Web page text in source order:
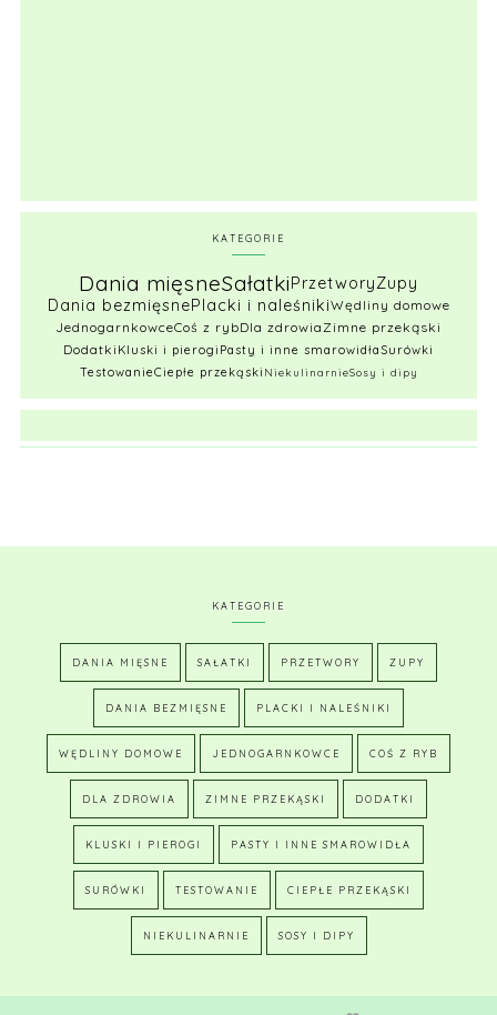
KATEGORIE
Dania mięsneSałatkiPrzetworyZupy
Dania bezmięsnePlacki i naleśnikiWędliny domowe
JednogarnkowceCoś z rybDla zdrowia Zimne przekąski
Dodatki Kluski i pierogi Pasty i inne smarowidłaSurówki
TestowanieCiepłe przekąski NiekulinarnieSosy i dipy
KATEGORIE
DANIA MIĘSNE SAŁATKI PRZETWORY ZUPY
DANIA BEZMIĘSNE PLACKI I NALEŚNIKI
WĘDLINY DOMOWE JEDNOGARNKOWCE COŚ Z RYB
DLA ZDROWIA ZIMNE PRZEKĄSKI DODATKI
KLUSKI I PIEROGI PASTY I INNE SMAROWIDŁA
SURÓWKI TESTOWANIE CIEPŁE PRZEKĄSKI
NIEKULINARNIE SOSY I DIPY